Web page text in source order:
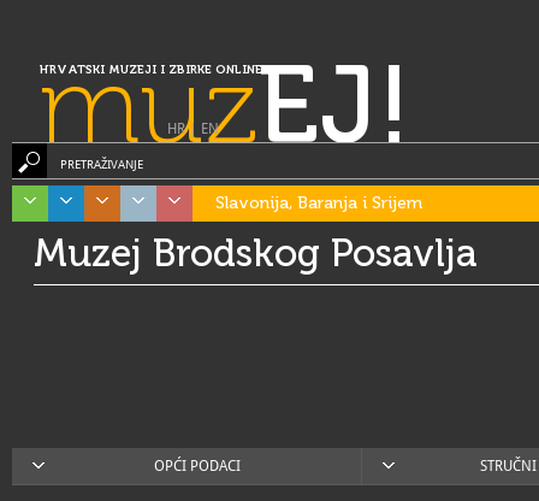
HRVATSKI MUZEJI I ZBIRKE ONLINE
muzEJ!
HR| EN
PRETRAŽIVANJE
Slavonija, Baranja i Srijem
Muzej Brodskog Posavlja
OPĆI PODACI